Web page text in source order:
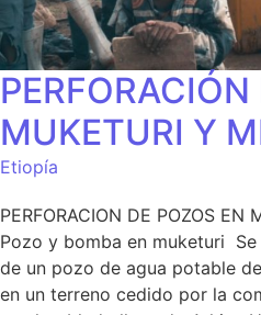
MUKETURI Y
Etiopía
PERFORACION DE POZOS EN
Pozo y bomba en muketuri
de un pozo de agua potable
en un terreno cedido por la